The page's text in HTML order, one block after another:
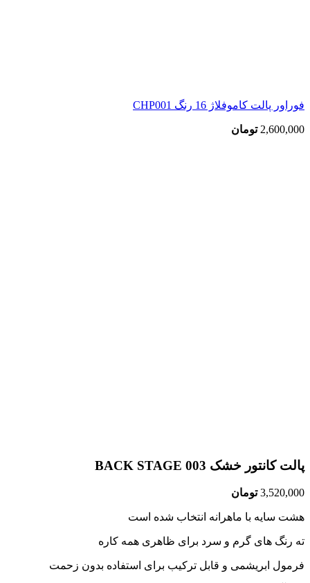
فوراور پالت کاموفلاژ 16 رنگ CHP001
2,600,000 تومان
پالت کانتور خشک BACK STAGE 003
3,520,000 تومان
هشت سایه با ماهرانه انتخاب شده است
ته رنگ های گرم و سرد برای ظاهری همه کاره
فرمول ابریشمی و قابل ترکیب برای استفاده بدون زحمت